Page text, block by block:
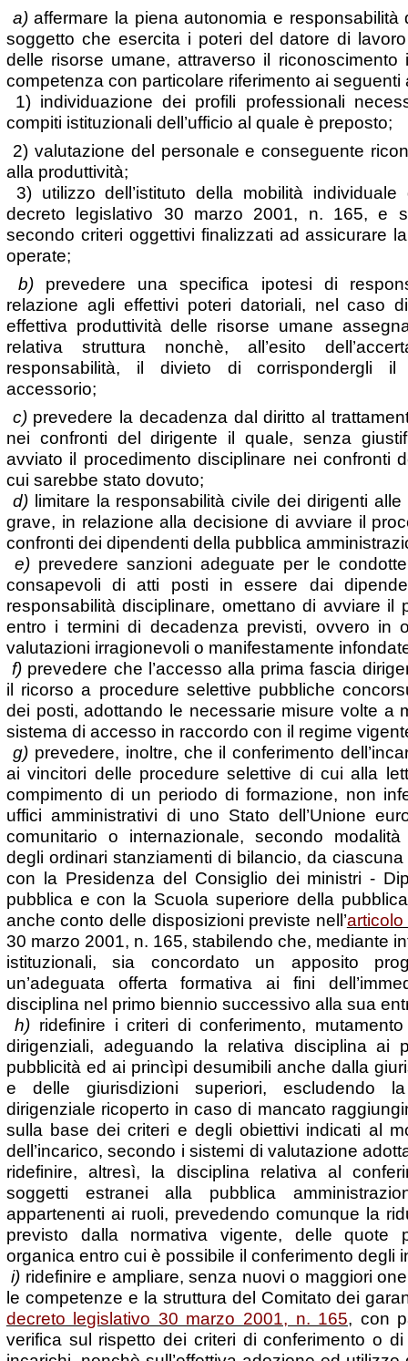
a)affermare la piena autonomia e responsabilità
soggetto che esercita i poteri del datore di
delle risorse umane, attraverso il
competenza con particolare riferimento ai seguenti
1) individuazione dei profili professionali
compiti istituzionali dell’ufficio al quale è preposto;
2) valutazione del personale e conseguente
alla produttività;
3) utilizzo dell’istituto della mobilità individuale
decreto legislativo 30 marzo 2001, n. 165, e
secondo criteri oggettivi finalizzati ad assicurare
operate;
b) prevedere una specifica ipotesi di
relazione agli effettivi poteri datoriali, nel caso
effettiva produttività delle risorse umane
relativa struttura nonchè, all’esito
responsabilità, il divieto di corrispondergli il
accessorio;
c)prevedere la decadenza dal diritto al
nei confronti del dirigente il quale, senza
avviato il procedimento disciplinare nei confronti
cui sarebbe stato dovuto;
d) limitare la responsabilità civile dei dirigenti
grave, in relazione alla decisione di avviare il
confronti dei dipendenti della pubblica
e)prevedere sanzioni adeguate per le
consapevoli di atti posti in essere dai
responsabilità disciplinare, omettano di avviare il
entro i termini di decadenza previsti, ovvero in
valutazioni irragionevoli o manifestamente
f) prevedere che l’accesso alla prima fascia
il ricorso a procedure selettive pubbliche
dei posti, adottando le necessarie misure volte a
sistema di accesso in raccordo con il regime
g)prevedere, inoltre, che il conferimento
ai vincitori delle procedure selettive di cui alla
compimento di un periodo di formazione, non
uffici amministrativi di uno Stato dell’Unione
comunitario o internazionale, secondo modalità
degli ordinari stanziamenti di bilancio, da ciascuna
con la Presidenza del Consiglio dei ministri -
pubblica e con la Scuola superiore della
anche conto delle disposizioni previste nell’articolo
30 marzo 2001, n. 165, stabilendo che, mediante
istituzionali, sia concordato un apposito
un’adeguata offerta formativa ai fini
disciplina nel primo biennio successivo alla sua
h) ridefinire i criteri di conferimento,
dirigenziali, adeguando la relativa disciplina ai
pubblicità ed ai princìpi desumibili anche dalla
e delle giurisdizioni superiori, escludendo la
dirigenziale ricoperto in caso di mancato
sulla base dei criteri e degli obiettivi indicati al
dell’incarico, secondo i sistemi di valutazione
ridefinire, altresì, la disciplina relativa al
soggetti estranei alla pubblica
appartenenti ai ruoli, prevedendo comunque la
previsto dalla normativa vigente, delle quote
organica entro cui è possibile il conferimento degli
i) ridefinire e ampliare, senza nuovi o maggiori
le competenze e la struttura del Comitato dei
decreto legislativo 30 marzo 2001, n. 165, con
verifica sul rispetto dei criteri di conferimento o